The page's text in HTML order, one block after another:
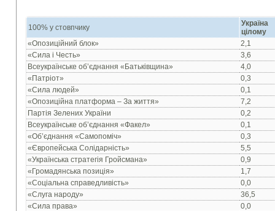
100% у стовпчику
цілому
«Опозиційний блок»
2,1
«Сила і Честь»
3,6
Всеукраїнське об’єднання «Батьківщина»
4,0
«Патріот»
0,3
«Сила людей»
0,1
«Опозиційна платформа – За життя»
7,2
Партія Зелених України
0,2
Всеукраїнське об’єднання «Факел»
0,1
«Об’єднання «Самопоміч»
0,3
«Європейська Солідарність»
5,5
«Українська стратегія Гройсмана»
0,9
«Громадянська позиція»
1,7
«Соціальна справедливість»
0,0
«Слуга народу»
36,5
«Сила права»
0,0